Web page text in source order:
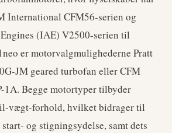
International CFM56-serien og
(IAE) V2500-serien til
er motorvalgmulighederne Pratt
JM geared turbofan eller CFM
1A. Begge motortyper tilbyder
vægt-forhold, hvilket bidrager til
og stigningsydelse, samt dets